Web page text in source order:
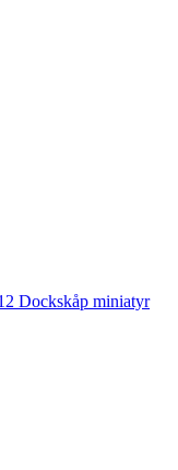
Dockskåp miniatyr